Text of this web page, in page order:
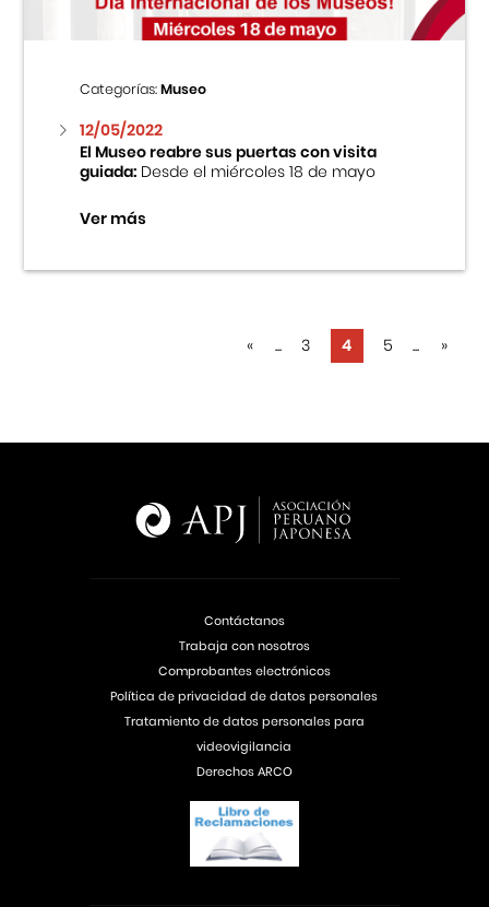
Categorías:Museo
12/05/2022
El Museo reabre sus puertas con visita
guiada:Desde el miércoles 18 de mayo
Ver más
« ... 3 4 5 ... »
Contáctanos
Trabaja con nosotros
Comprobantes electrónicos
Política de privacidad de datos personales
Tratamiento de datos personales para
videovigilancia
Derechos ARCO